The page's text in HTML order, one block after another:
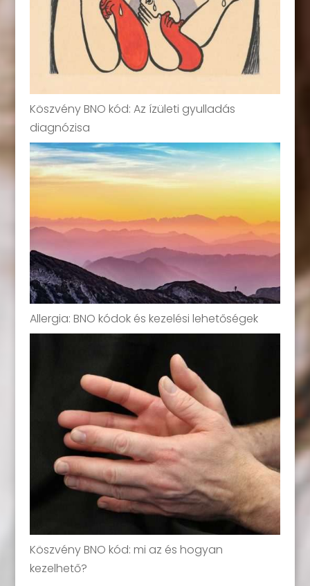
Köszvény BNO kód: Az ízületi gyulladás
diagnózisa
Allergia: BNO kódok és kezelési lehetőségek
Köszvény BNO kód: mi az és hogyan
kezelhető?